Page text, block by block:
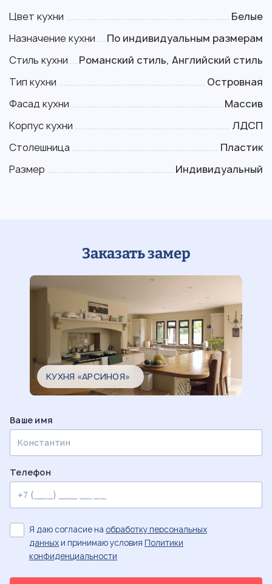
Цвет кухни
Белые
Назначение кухни
По индивидуальным размерам
Стиль кухни
Романский стиль, Английский стиль
Тип кухни
Островная
Фасад кухни
Массив
Корпус кухни
ЛДСП
Столешница
Пластик
Размер
Индивидуальный
Заказать замер
КУХНЯ «АРСИНОЯ»
Ваше имя
Телефон
Я даю согласие на обработку персональных
данныхи принимаю условия Политики
конфиденциальности